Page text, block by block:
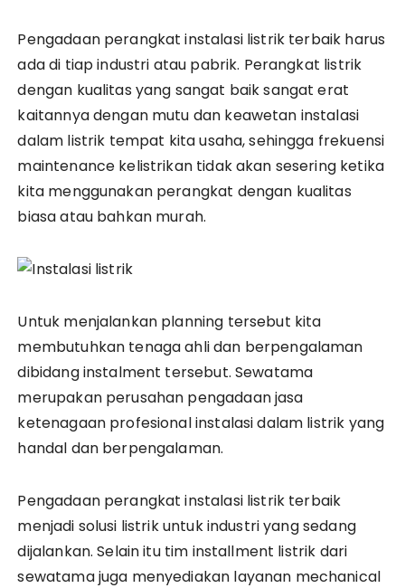
Pengadaan perangkat instalasi listrik terbaik harus
ada di tiap industri atau pabrik. Perangkat listrik
dengan kualitas yang sangat baik sangat erat
kaitannya dengan mutu dan keawetan instalasi
dalam listrik tempat kita usaha, sehingga frekuensi
maintenance kelistrikan tidak akan sesering ketika
kita menggunakan perangkat dengan kualitas
biasa atau bahkan murah.
Untuk menjalankan planning tersebut kita
membutuhkan tenaga ahli dan berpengalaman
dibidang instalment tersebut. Sewatama
merupakan perusahan pengadaan jasa
ketenagaan profesional instalasi dalam listrik yang
handal dan berpengalaman.
Pengadaan perangkat instalasi listrik terbaik
menjadi solusi listrik untuk industri yang sedang
dijalankan. Selain itu tim installment listrik dari
sewatama juga menyediakan layanan mechanical